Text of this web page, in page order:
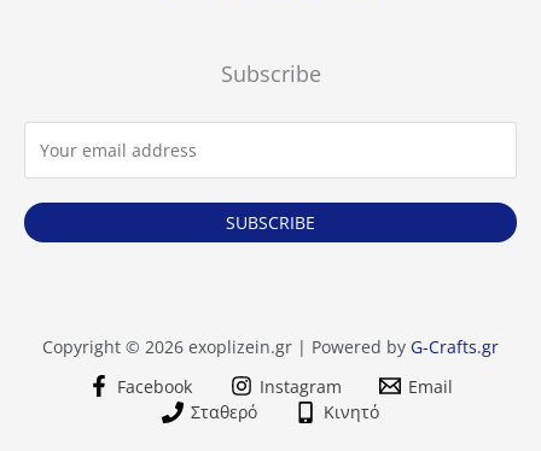
Subscribe
SUBSCRIBE
Copyright © 2026 exoplizein.gr | Powered by G-Crafts.gr
Facebook
Instagram
Email
Σταθερό
Κινητό